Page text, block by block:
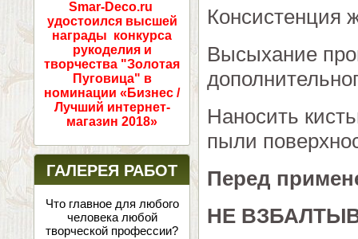
Smar-Deco.ru
удостоился высшей
награды конкурса
рукоделия и
творчества "Золотая
Пуговица" в
номинации «Бизнес /
Лучший интернет-
магазин 2018»
ГАЛЕРЕЯ РАБОТ
Что главное для любого
человека любой
творческой профессии?
Консистенция
Высыхание
Наносить
пыли
Перед
НЕ